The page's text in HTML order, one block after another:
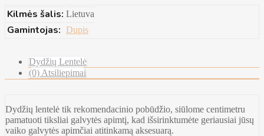
Kilmės šalis: Lietuva
Gamintojas: Dupis
Dydžių Lentelė
(0) Atsiliepimai
Dydžių lentelė tik rekomendacinio pobūdžio, siūlome centimetru
pamatuoti tiksliai galvytės apimtį, kad išsirinktumėte geriausiai jūsų
vaiko galvytės apimčiai atitinkamą aksesuarą.